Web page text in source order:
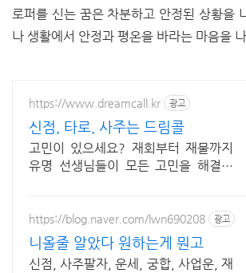
로퍼를 신는 꿈은 차분하고 안정된 상황을
나 생활에서 안정과 평온을 바라는 마음을
https://www.dreamcall.kr 광고
신점, 타로, 사주는 드림콜
고민이 있으세요? 재회부터 재물까지
유명 선생님들이 모든 고민을 해결해
https://blog.naver.com/lwn690208 광고
니올줄 알았다 원하는게 뭔고
신점, 사주팔자, 운세, 궁합, 사업운, 재